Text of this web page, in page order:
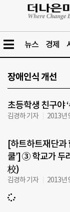
뉴스 경제
장애인식 개선
초등학생 친구야
김경하 기자 2013년
[하트하트재단과
쿨’] ③ 학교가 두
校)
김경하 기자 2013년